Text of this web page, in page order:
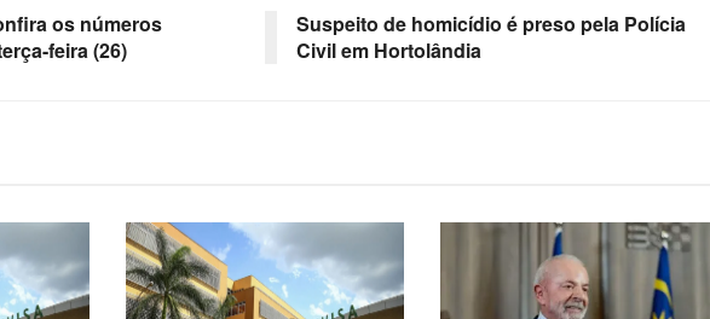
os números
feira (26)
Suspeito de homicídio é preso pela Polícia
Civil em Hortolândia